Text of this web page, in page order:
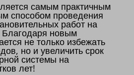
самым практичным
способом проведения
работ на
Благодаря новым
не только избежать
но и увеличить срок
системы на
лет!